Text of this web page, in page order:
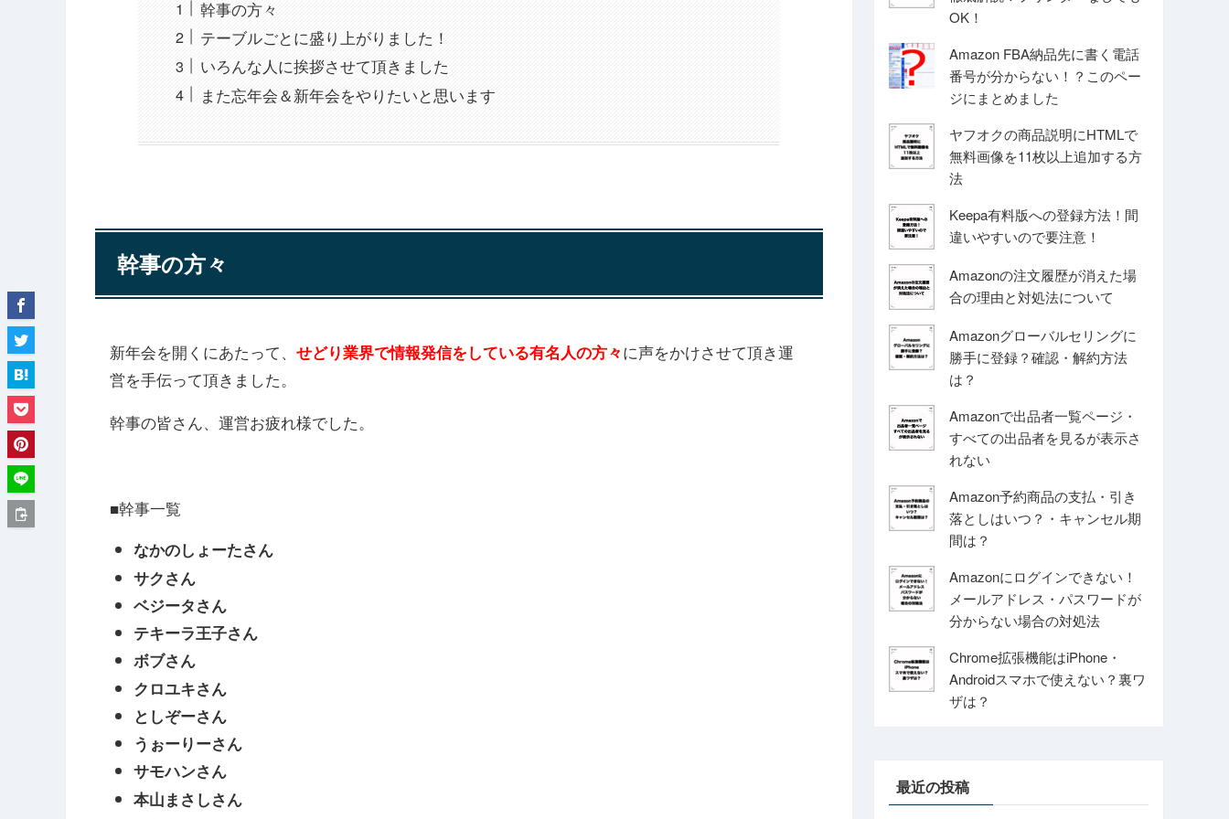
幹事の方々
テーブルごとに盛り上がりました！
いろんな人に挨拶させて頂きました
また忘年会＆新年会をやりたいと思います
幹事の方々
新年会を開くにあたって、 せどり業界で情報発信をしている有名人の方々に声をかけさせて頂き運
営を手伝って頂きました。
幹事の皆さん、運営お疲れ様でした。
■幹事一覧
なかのしょーたさん
サクさん
ベジータさん
テキーラ王子さん
ボブさん
クロユキさん
としぞーさん
うぉーりーさん
サモハンさん
本山まさしさん
OK！
Amazon FBA納品先に書く電話
番号が分からない！？このペー
ジにまとめました
ヤフオクの商品説明にHTMLで
無料画像を11枚以上追加する方
法
Keepa有料版への登録方法！間
違いやすいので要注意！
Amazonの注文履歴が消えた場
合の理由と対処法について
Amazonグローバルセリングに
勝手に登録？確認・解約方法
は？
Amazonで出品者一覧ページ・
すべての出品者を見るが表示さ
れない
Amazon予約商品の支払・引き
落としはいつ？・キャンセル期
間は？
Amazonにログインできない！
メールアドレス・パスワードが
分からない場合の対処法
Chrome拡張機能はiPhone・
Androidスマホで使えない？裏ワ
ザは？
最近の投稿